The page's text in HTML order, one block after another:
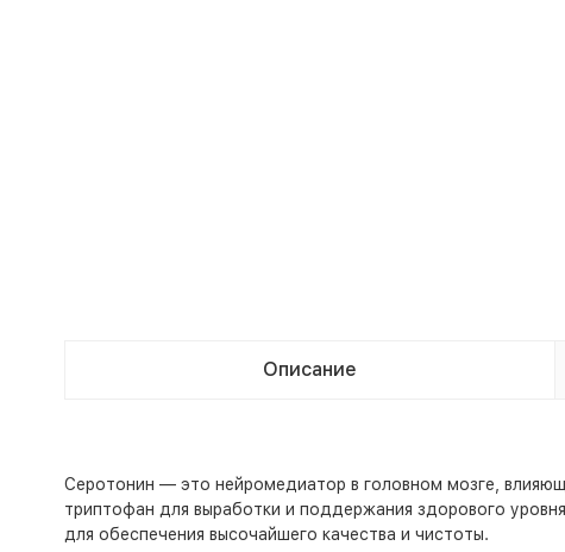
Описание
Серотонин — это нейромедиатор в головном мозге,
триптофан для выработки и поддержания здорового
для обеспечения высочайшего качества и чистоты.